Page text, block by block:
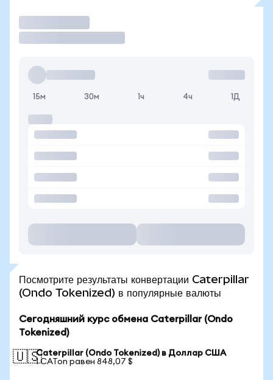
15м 30м 1ч 4ч 1Д
Посмотрите результаты конвертации Caterpillar
(Ondo Tokenized) в популярные валюты
Сегодняшний курс обмена Caterpillar (Ondo
Tokenized)
🇺🇸Caterpillar (Ondo Tokenized) в Доллар США
1 CATon равен 848,07 $